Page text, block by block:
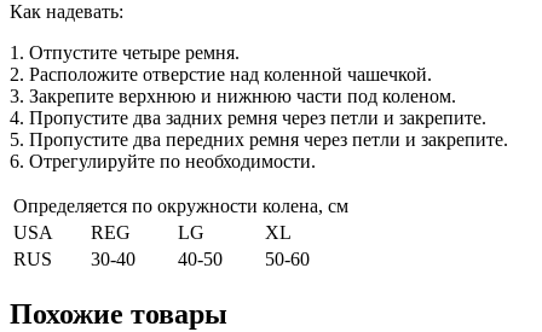
Как надевать:
1. Отпустите четыре ремня.
2. Расположите отверстие над коленной чашечкой.
3. Закрепите верхнюю и нижнюю части под коленом.
4. Пропустите два задних ремня через петли и закрепите.
5. Пропустите два передних ремня через петли и закрепите.
6. Отрегулируйте по необходимости.
Определяется по окружности колена, см
USA
REG LG
XL
RUS
30-40 40-50 50-60
Похожие товары